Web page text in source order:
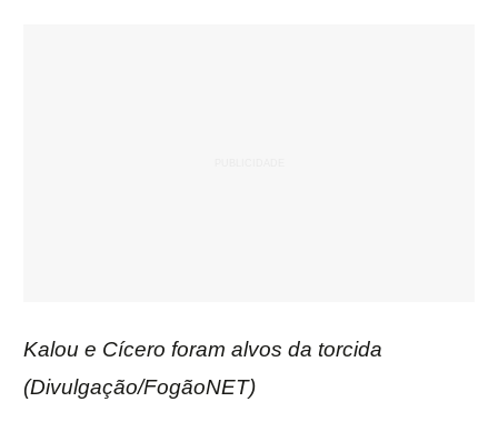
Kalou e Cícero foram alvos da torcida
(Divulgação/FogãoNET)